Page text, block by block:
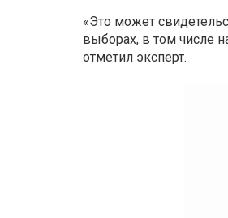
«Это может
выборах, в том числе
отметил эксперт.